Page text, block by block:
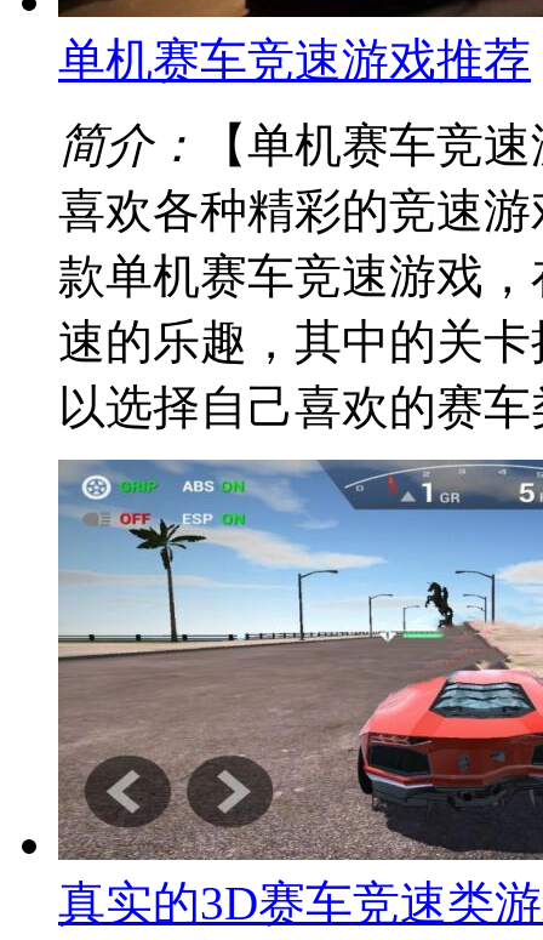
单机赛车竞速游戏推荐
简介：
【单机赛车竞
喜欢各种精彩的竞速
款单机赛车竞速游戏
速的乐趣，其中的关
以选择自己喜欢的赛
真实的3D赛车竞速类